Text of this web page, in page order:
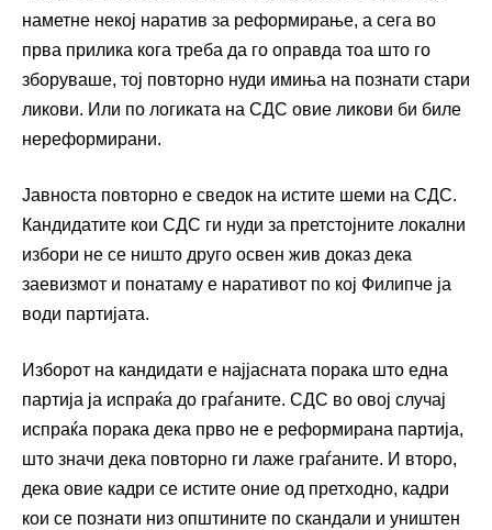
наметне некој наратив за реформирање, а сега во
прва прилика кога треба да го оправда тоа што го
зборуваше, тој повторно нуди имиња на познати стари
ликови. Или по логиката на СДС овие ликови би биле
нереформирани.
Јавноста повторно е сведок на истите шеми на СДС.
Кандидатите кои СДС ги нуди за претстојните локални
избори не се ништо друго освен жив доказ дека
заевизмот и понатаму е наративот по кој Филипче ја
води партијата.
Изборот на кандидати е најјасната порака што една
партија ја испраќа до граѓаните. СДС во овој случај
испраќа порака дека прво не е реформирана партија,
што значи дека повторно ги лаже граѓаните. И второ,
дека овие кадри се истите оние од претходно, кадри
кои се познати низ општините по скандали и уништен